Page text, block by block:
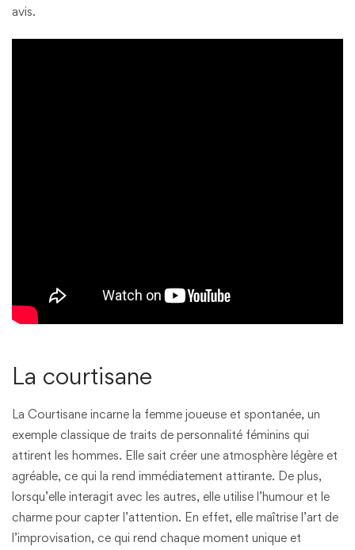
avis.
La courtisane
La Courtisane incarne la femme joueuse et spontanée, un
exemple classique de traits de personnalité féminins qui
attirent les hommes. Elle sait créer une atmosphère légère et
agréable, ce qui la rend immédiatement attirante. De plus,
lorsqu’elle interagit avec les autres, elle utilise l’humour et le
charme pour capter l’attention. En effet, elle maîtrise l’art de
l’improvisation, ce qui rend chaque moment unique et